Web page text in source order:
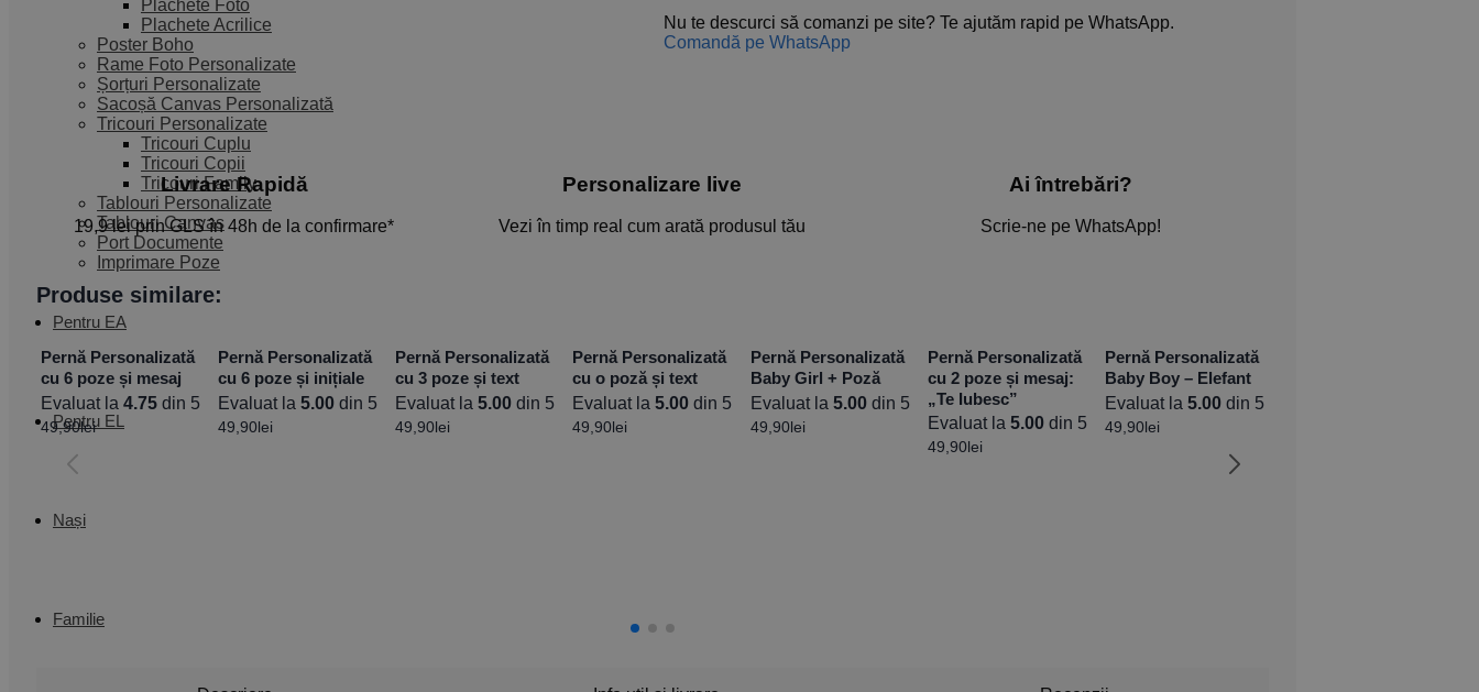
Plachete Foto
Plachete Acrilice
Poster Boho
Rame Foto Personalizate
Șorțuri Personalizate
Sacoșă Canvas Personalizată
Tricouri Personalizate
Tricouri Cuplu
Tricouri Copii
Tricouri Family
Tablouri Personalizate
Tablouri Canvas
Port Documente
Imprimare Poze
Pentru EA
Pentru EL
Nași
Familie
Nu te descurci să comanzi pe site? Te ajutăm rapid pe WhatsApp.
Comandă pe WhatsApp
Livrare Rapidă​
19,9 lei prin GLS în 48h de la confirmare*
Personalizare live
Vezi în timp real cum arată produsul tău
Ai întrebări?
Scrie-ne pe WhatsApp!
Produse similare:
Pernă Personalizată
cu 6 poze și mesaj
Evaluat la 4.75 din 5
49,90lei
Pernă Personalizată
cu 6 poze și inițiale
Evaluat la5.00 din 5
49,90lei
Pernă Personalizată
cu 3 poze și text
Evaluat la5.00 din 5
49,90lei
Pernă Personalizată
cu o poză și text
Evaluat la5.00 din 5
49,90lei
Pernă Personalizată
Baby Girl + Poză
Evaluat la 5.00din 5
49,90lei
Pernă Personalizată
cu 2 poze și mesaj:
„Te Iubesc”
Evaluat la 5.00din 5
49,90lei
Pernă Personalizată
Baby Boy – Elefant
Evaluat la 5.00din 5
49,90lei